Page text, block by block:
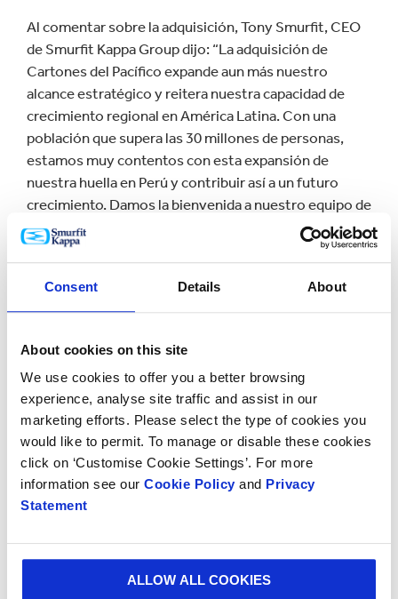
Consent Details About
About cookies on this site
We use cookies to offer you a better browsing
experience, analyse site traffic and assist in our
marketing efforts. Please select the type of cookies you
would like to permit. To manage or disable these cookies
click on ‘Customise Cookie Settings’. For more
information see our Cookie Policy and Privacy
Statement
ALLOW ALL COOKIES
Al comentar sobre la adquisición, Tony Smurfit, CEO
de Smurfit Kappa Group dijo: “La adquisición de
Cartones del Pacífico expande aun más nuestro
alcance estratégico y reitera nuestra capacidad de
crecimiento regional en América Latina. Con una
población que supera las 30 millones de personas,
estamos muy contentos con esta expansión de
nuestra huella en Perú y contribuir así a un futuro
crecimiento. Damos la bienvenida a nuestro equipo de
gente talentosa a los empleados de Cartones del
Pacífico y esperamos que su experticia contribuya al
Juan Guillermo Castañeda, CEO de Smurfit Kappa Las
complacidos de haber completado la adquisición de
Cartones del Pacífico y damos la bienvenida a sus 368
empleados a la familia de 46.000 personas que laboran
en Smurfit Kappa. Hay una alineación fuerte entre las
dos culturas corporativas y tenemos mucha
expectativa con las oportunidades de crecimiento de
Cartones del Pacífico en el sistema integrado de
Smurfit Kappa”.
La adquisición de Cartones del Pacífico, ubicado en
oportunidades para que el Grupo Smurfit Kappa